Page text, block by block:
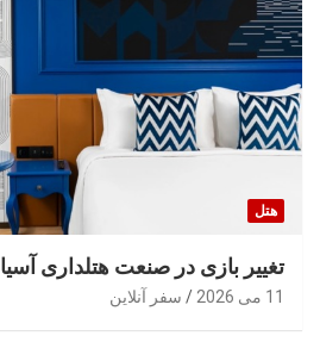
هتل
تغییر بازی در صنعت هتلداری آسیا
11 می 2026 سفر آنلاین